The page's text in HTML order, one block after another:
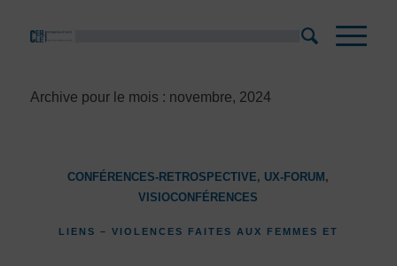
Archive pour le mois : novembre, 2024
CONFÉRENCES-RETROSPECTIVE, UX-FORUM ,
VISIOCONFÉRENCES
LIENS – VIOLENCES FAITES AUX FEMMES ET